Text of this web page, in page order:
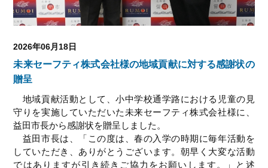
2026年06月18日
未来セーフティ株式会社様の地域貢献に対する感謝状の
贈呈
地域貢献活動として、小中学校通学路における児童の見
守りを実施していただいた未来セーフティ株式会社様に、
益田市長から感謝状を贈呈しました。
益田市長は、「この度は、春の入学の時期に毎年活動を
していただき、ありがとうございます。朝早く大変な活動
ではありますが引き続きご協力をお願いします。」と述